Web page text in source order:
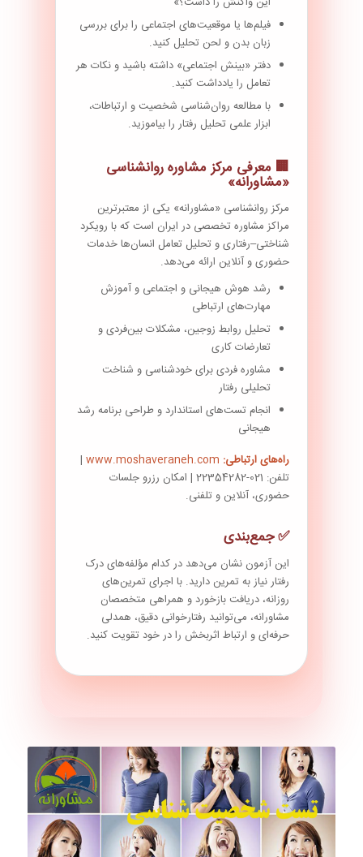
فیلم‌ها یا موقعیت‌های اجتماعی را برای بررسی
زبان بدن و لحن تحلیل کنید.
دفتر «بینش اجتماعی» داشته باشید و نکات هر
تعامل را یادداشت کنید.
با مطالعه روان‌شناسی شخصیت و ارتباطات،
ابزار علمی تحلیل رفتار را بیاموزید.
🏢 معرفی مرکز مشاوره روانشناسی
«مشاورانه»
مرکز روانشناسی «مشاورانه» یکی از معتبرترین
مراکز مشاوره تخصصی در ایران است که با رویکرد
شناختی–رفتاری و تحلیل تعامل انسان‌ها خدمات
حضوری و آنلاین ارائه می‌دهد.
رشد هوش هیجانی و اجتماعی و آموزش
مهارت‌های ارتباطی
تحلیل روابط زوجین، مشکلات بین‌فردی و
تعارضات کاری
مشاوره فردی برای خودشناسی و شناخت
تحلیلی رفتار
انجام تست‌های استاندارد و طراحی برنامه رشد
هیجانی
راه‌های ارتباطی: www.moshaveraneh.com
|
تلفن: 021-22354282 | امکان رزرو جلسات
حضوری، آنلاین و تلفنی.
✅ جمع‌بندی
این آزمون نشان می‌دهد در کدام مؤلفه‌های درک
رفتار نیاز به تمرین دارید. با اجرای تمرین‌های
روزانه، دریافت بازخورد و همراهی متخصصان
مشاورانه، می‌توانید رفتارخوانی دقیق، همدلی
حرفه‌ای و ارتباط اثربخش را در خود تقویت کنید.